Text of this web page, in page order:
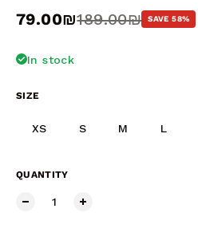
Sale price
79.00₪
Regular price
189.00₪ SAVE 58%
In stock
SIZE
XS S M L
QUANTITY